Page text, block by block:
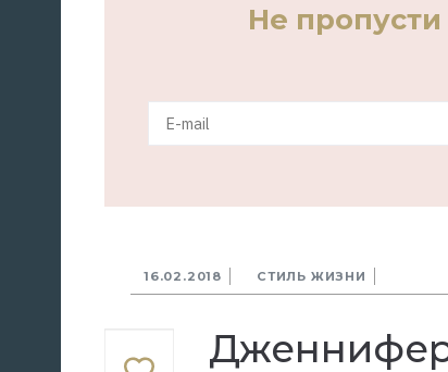
Не
16.02.2018 СТИЛЬ ЖИЗНИ
Дженнифер